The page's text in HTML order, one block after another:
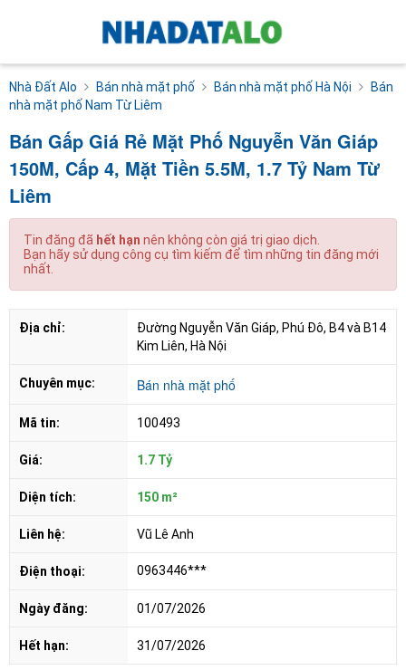
Nhà Đất Alo Bán nhà mặt phố Bán nhà mặt phố Hà Nội
Bán
nhà mặt phố Nam Từ Liêm
Bán Gấp Giá Rẻ Mặt Phố Nguyễn Văn Giáp
150M, Cấp 4, Mặt Tiền 5.5M, 1.7 Tỷ Nam Từ
Liêm
Tin đăng đã hết hạn nên không còn giá trị giao dịch.
Bạn hãy sử dụng công cụ tìm kiếm để tìm những tin đăng mới
nhất.
Địa chỉ:
Đường Nguyễn Văn Giáp, Phú Đô, B4 và B14
Kim Liên, Hà Nội
Chuyên mục: Bán nhà mặt phố
Mã tin: 100493
Giá: 1.7 Tỷ
Diện tích: 150 m²
Liên hệ: Vũ Lê Anh
Điện thoại: 0963446***
Ngày đăng: 01/07/2026
Hết hạn: 31/07/2026